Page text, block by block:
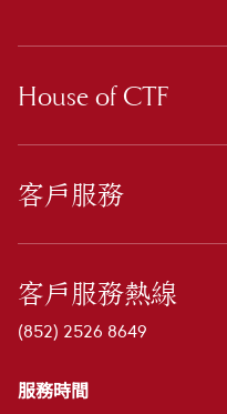
House of CTF
客戶服務
客戶服務熱線
(852) 2526 8649
服務時間